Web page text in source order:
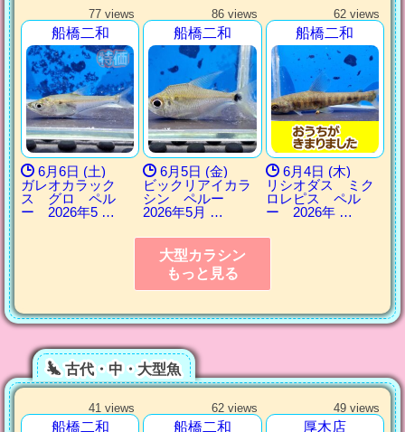
77 views
船橋二和
6月6日 (土)
ガレオカラック
ス グロ ペル
ー 2026年5 …
86 views
船橋二和
6月5日 (金)
ビックリアイカラ
シン ペルー
2026年5月 …
62 views
船橋二和
6月4日 (木)
リシオダス ミク
ロレピス ペル
ー 2026年 …
大型カラシン
もっと見る
古代・中・大型魚
41 views
船橋二和
62 views
船橋二和
49 views
厚木店